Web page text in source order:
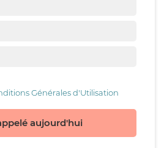
Générales d'Utilisation
aujourd'hui